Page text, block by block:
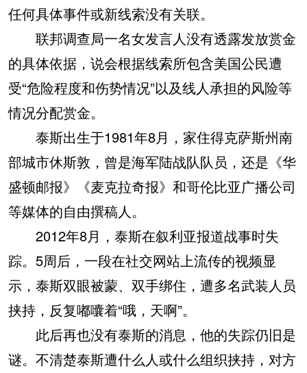
任何具体事件或新线索没有关联。
联邦调查局一名女发言人没有透露发放赏金
的具体依据，说会根据线索所包含美国公民遭
受“危险程度和伤势情况”以及线人承担的风险等
情况分配赏金。
泰斯出生于1981年8月，家住得克萨斯州南
部城市休斯敦，曾是海军陆战队队员，还是《华
盛顿邮报》《麦克拉奇报》和哥伦比亚广播公司
等媒体的自由撰稿人。
2012年8月，泰斯在叙利亚报道战事时失
踪。5周后，一段在社交网站上流传的视频显
示，泰斯双眼被蒙、双手绑住，遭多名武装人员
挟持，反复嘟囔着“哦，天啊”。
此后再也没有泰斯的消息，他的失踪仍旧是
谜。不清楚泰斯遭什么人或什么组织挟持，对方